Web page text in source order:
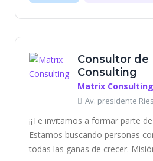
Consultor de
Consulting
Matrix Consulting
Av. presidente
¡¡Te invitamos a formar parte
Estamos buscando personas
todas las ganas de crecer.